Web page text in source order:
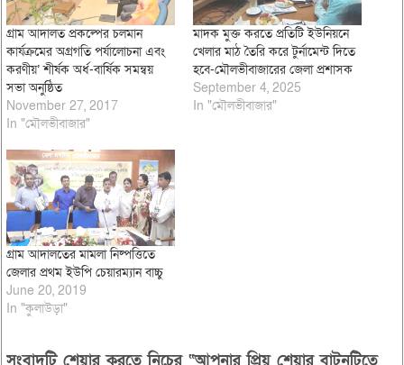
গ্রাম আদালত প্রকল্পের চলমান
কার্যক্রমের অগ্রগতি পর্যালোচনা এবং
করণীয়’ শীর্ষক অর্ধ-বার্ষিক সমন্বয়
সভা অনুষ্ঠিত
November 27, 2017
In "মৌলভীবাজার"
মাদক মুক্ত করতে প্রতিটি ইউনিয়নে
খেলার মাঠ তৈরি করে টুর্নামেন্ট দিতে
হবে-মৌলভীবাজারের জেলা প্রশাসক
September 4, 2025
In "মৌলভীবাজার"
গ্রাম আদালতের মামলা নিষ্পত্তিতে
জেলার প্রথম ইউপি চেয়ারম্যান বাচ্চু
June 20, 2019
In "কুলাউড়া"